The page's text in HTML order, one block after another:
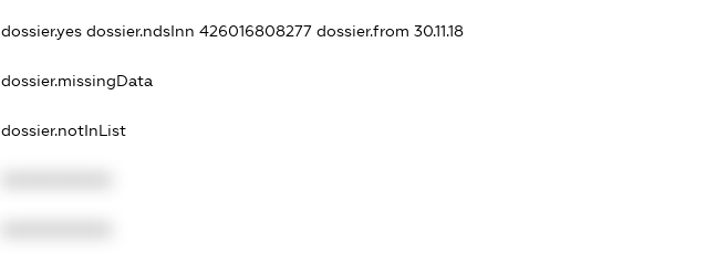
dossier.yes dossier.ndsInn 426016808277 dossier.from 30.11.18
dossier.missingData
dossier.notInList